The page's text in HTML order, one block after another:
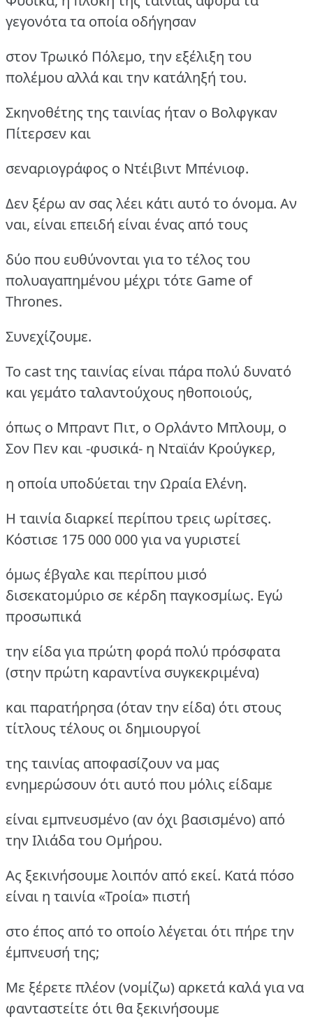
γεγονότα τα οποία οδήγησαν
στον Τρωικό Πόλεμο, την εξέλιξη του
πολέμου αλλά και την κατάληξή του.
Σκηνοθέτης της ταινίας ήταν ο Βολφγκαν
Πίτερσεν και
σεναριογράφος ο Ντέιβιντ Μπένιοφ.
Δεν ξέρω αν σας λέει κάτι αυτό το όνομα. Αν
ναι, είναι επειδή είναι ένας από τους
δύο που ευθύνονται για το τέλος του
πολυαγαπημένου μέχρι τότε Game of
Thrones.
Συνεχίζουμε.
Το cast της ταινίας είναι πάρα πολύ δυνατό
και γεμάτο ταλαντούχους ηθοποιούς,
όπως ο Μπραντ Πιτ, ο Ορλάντο Μπλουμ, ο
Σον Πεν και -φυσικά- η Νταϊάν Κρούγκερ,
η οποία υποδύεται την Ωραία Ελένη.
Η ταινία διαρκεί περίπου τρεις ωρίτσες.
Κόστισε 175 000 000 για να γυριστεί
όμως έβγαλε και περίπου μισό
δισεκατομύριο σε κέρδη παγκοσμίως. Εγώ
προσωπικά
την είδα για πρώτη φορά πολύ πρόσφατα
(στην πρώτη καραντίνα συγκεκριμένα)
και παρατήρησα (όταν την είδα) ότι στους
τίτλους τέλους οι δημιουργοί
της ταινίας αποφασίζουν να μας
ενημερώσουν ότι αυτό που μόλις είδαμε
είναι εμπνευσμένο (αν όχι βασισμένο) από
την Ιλιάδα του Ομήρου.
Ας ξεκινήσουμε λοιπόν από εκεί. Κατά πόσο
είναι η ταινία «Τροία» πιστή
στο έπος από το οποίο λέγεται ότι πήρε την
έμπνευσή της;
Με ξέρετε πλέον (νομίζω) αρκετά καλά για να
φανταστείτε ότι θα ξεκινήσουμε